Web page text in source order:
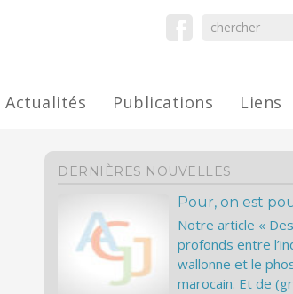
Actualités Publications Liens
DERNIÈRES NOUVELLES
Pour, on est
Notre article «
profonds entre
wallonne et le
marocain. Et de